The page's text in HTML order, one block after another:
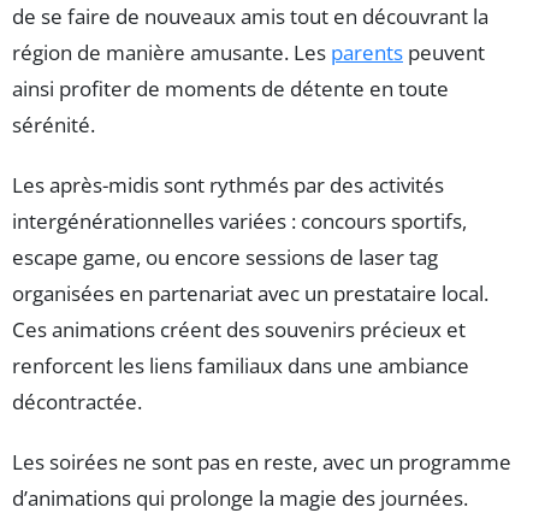
de se faire de nouveaux amis tout en découvrant la
région de manière amusante. Les parents peuvent
ainsi profiter de moments de détente en toute
sérénité.
Les après-midis sont rythmés par des activités
intergénérationnelles variées : concours sportifs,
escape game, ou encore sessions de laser tag
organisées en partenariat avec un prestataire local.
Ces animations créent des souvenirs précieux et
renforcent les liens familiaux dans une ambiance
décontractée.
Les soirées ne sont pas en reste, avec un programme
d’animations qui prolonge la magie des journées.